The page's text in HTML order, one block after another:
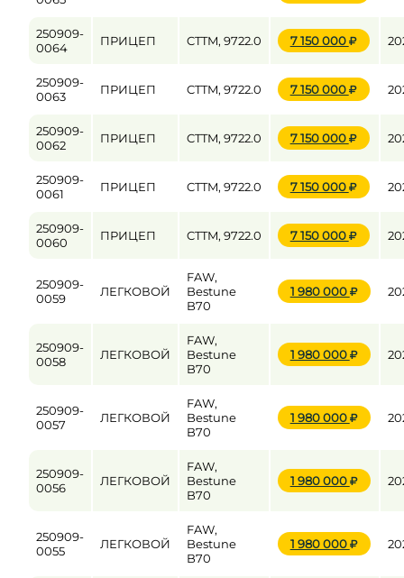
250909-
0064
ПРИЦЕП CTTM, 9722.0 7 150 000
250909-
0063
ПРИЦЕП CTTM, 9722.0 7 150 000
250909-
0062
ПРИЦЕП CTTM, 9722.0 7 150 000
250909-
0061
ПРИЦЕП CTTM, 9722.0 7 150 000
250909-
0060
ПРИЦЕП CTTM, 9722.0 7 150 000
250909-
0059
ЛЕГКОВОЙ
FAW,
Bestune
B70
1 980 000
250909-
0058
ЛЕГКОВОЙ
FAW,
Bestune
B70
1 980 000
250909-
0057
ЛЕГКОВОЙ
FAW,
Bestune
B70
1 980 000
250909-
0056
ЛЕГКОВОЙ
FAW,
Bestune
B70
1 980 000
250909-
0055
ЛЕГКОВОЙ
FAW,
Bestune
B70
1 980 000